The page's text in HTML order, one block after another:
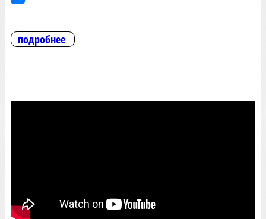
подробнее